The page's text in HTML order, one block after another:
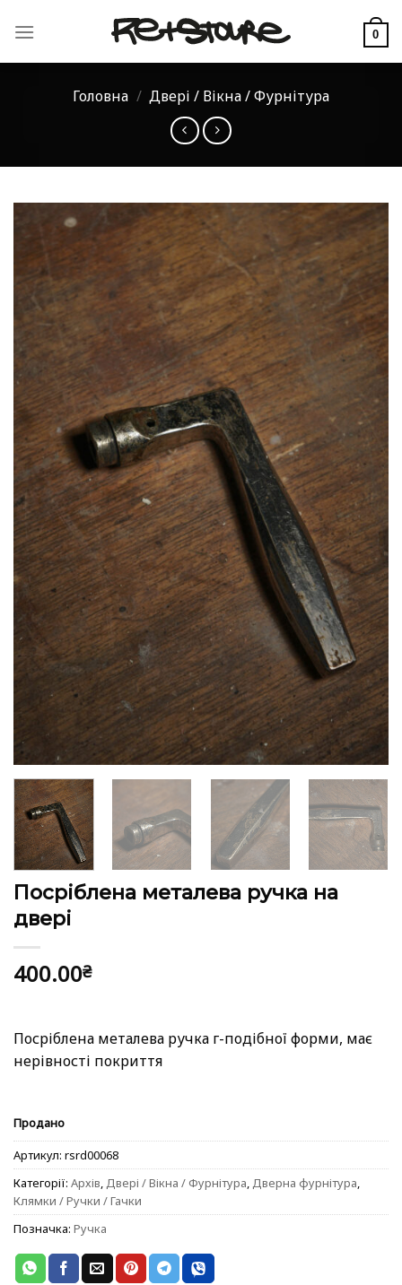
0
Головна / Двері / Вікна / Фурнітура
Посріблена металева ручка на
двері
400.00₴
Посріблена металева ручка г-подібної форми, має
нерівності покриття
Продано
Артикул: rsrd00068
Категорії: Архів,Двері / Вікна / Фурнітура,Дверна фурнітура,
Клямки / Ручки / Гачки
Позначка: Ручка